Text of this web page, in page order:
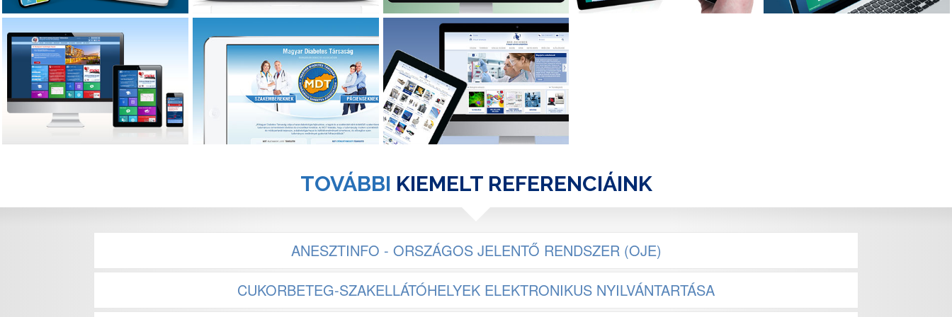
MKARDIO.hu
Magyar Kardiológusok Társasága
új reszponzív csempés portál és
hírlevél
DIABET.hu
Magyar Diabetes Társaság -
megújult portál szakmai és laikus
megjelenéssel
BIO-SCIENCE.hu
Egyedi webshop Open Source
alapon
TOVÁBBI KIEMELT REFERENCIÁINK
ANESZTINFO - ORSZÁGOS JELENTŐ RENDSZER (OJE)
CUKORBETEG-SZAKELLÁTÓHELYEK ELEKTRONIKUS NYILVÁNTARTÁSA